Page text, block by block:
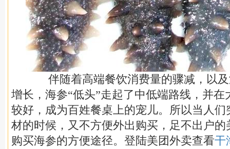
伴随着高端餐饮消费量的骤减，以及
增长，海参“低头”走起了中低端路线，并
较好，成为百姓餐桌上的宠儿。所以当人
材的时候，又不方便外出购买，足不出户
购买海参的方便途径。登陆美团外卖查看干